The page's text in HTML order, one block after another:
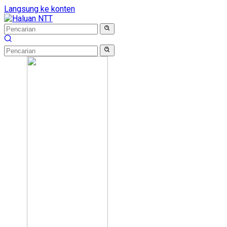
Langsung ke konten